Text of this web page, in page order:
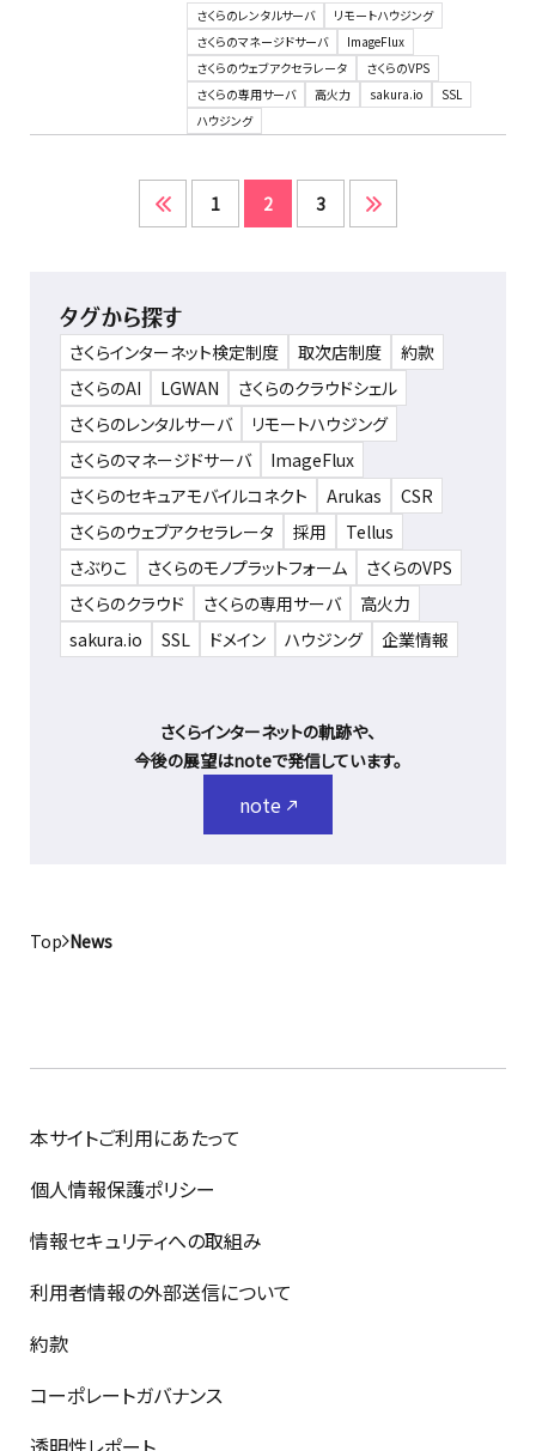
さくらのレンタルサーバ
リモートハウジング
さくらのマネージドサーバ
ImageFlux
さくらのウェブアクセラレータ
さくらのVPS
さくらの専用サーバ
高火力 sakura.io
SSL
ハウジング
1 2 3
タグから探す
さくらインターネット検定制度 取次店制度
約款
さくらのAI
LGWAN
さくらのクラウドシェル
さくらのレンタルサーバ
リモートハウジング
さくらのマネージドサーバ
ImageFlux
さくらのセキュアモバイルコネクト
Arukas
CSR
さくらのウェブアクセラレータ
採用
Tellus
さぶりこ
さくらのモノプラットフォーム
さくらのVPS
さくらのクラウド
さくらの専用サーバ
高火力
sakura.io
SSL ドメイン ハウジング 企業情報
さくらインターネットの軌跡や、
今後の展望はnoteで発信しています。
note
Top News
本サイトご利用にあたって
個人情報保護ポリシー
情報セキュリティへの取組み
利用者情報の外部送信について
約款
コーポレートガバナンス